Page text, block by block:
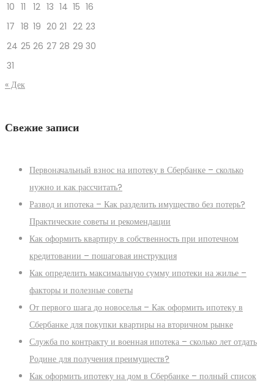
10 11 12 13 14 15 16
17 18 19 20 21 22 23
24 25 26 27 28 29 30
31
« Дек
Свежие записи
Первоначальный взнос на ипотеку в Сбербанке – сколько
нужно и как рассчитать?
Развод и ипотека – Как разделить имущество без потерь?
Практические советы и рекомендации
Как оформить квартиру в собственность при ипотечном
кредитовании – пошаговая инструкция
Как определить максимальную сумму ипотеки на жилье –
факторы и полезные советы
От первого шага до новоселья – Как оформить ипотеку в
Сбербанке для покупки квартиры на вторичном рынке
Служба по контракту и военная ипотека – сколько лет отдать
Родине для получения преимуществ?
Как оформить ипотеку на дом в Сбербанке – полный список